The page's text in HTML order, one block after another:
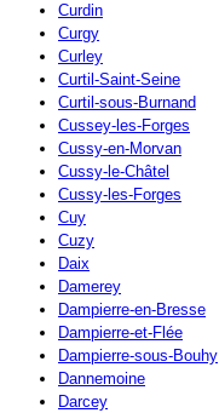
Curdin
Curgy
Curley
Curtil-Saint-Seine
Curtil-sous-Burnand
Cussey-les-Forges
Cussy-en-Morvan
Cussy-le-Châtel
Cussy-les-Forges
Cuy
Cuzy
Daix
Damerey
Dampierre-en-Bresse
Dampierre-et-Flée
Dampierre-sous-Bouhy
Dannemoine
Darcey